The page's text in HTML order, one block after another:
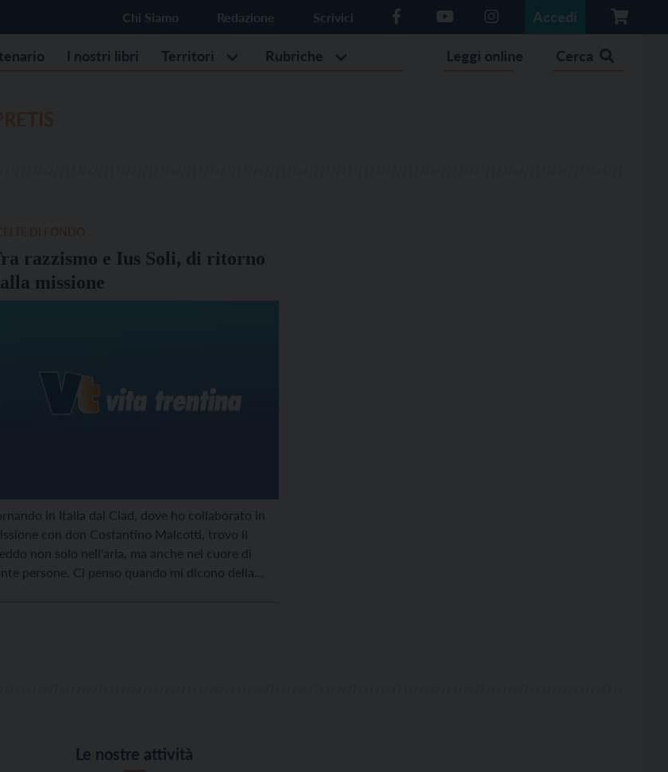
Chi Siamo Redazione Scrivici Accedi
I nostri libri Territori Rubriche Leggi online Cerca
razzismo e Ius Soli, di ritorno
missione
in Italia dal Ciad, dove ho collaborato in
con don Costantino Malcotti, trovo il
non solo nell'aria, ma anche nel cuore di
persone. Ci penso quando mi dicono della
Le nostre attività